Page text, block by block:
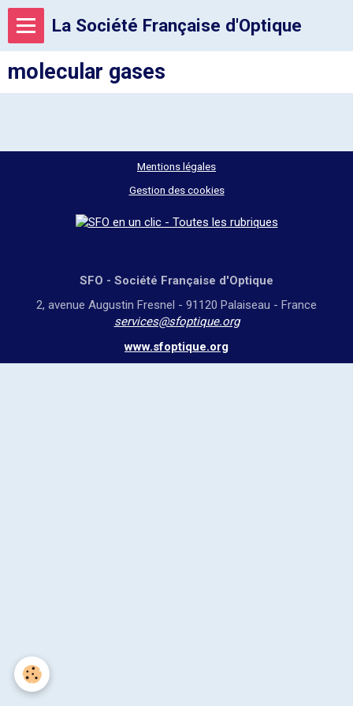
La Société Française d'Optique
molecular gases
Mentions légales
Gestion des cookies
SFO - Société Française d'Optique
2, avenue Augustin Fresnel - 91120 Palaiseau - France
services@sfoptique.org
www.sfoptique.org